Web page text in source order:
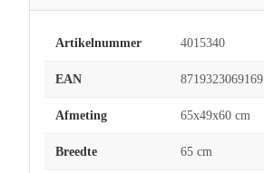
Artikelnummer 4015340
EAN 8719323069169
Afmeting 65x49x60 cm
Breedte 65 cm